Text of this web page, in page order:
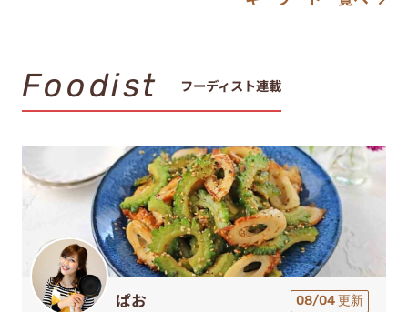
Foodist フーディスト連載
ぱお 08/04 更新